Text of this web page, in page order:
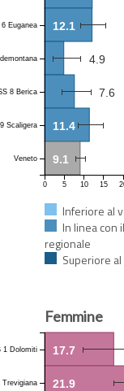
12.1
4.9
7.6
11.4
9.1
0 5 10 15
Euganea
8 Berica
Scaligera
Veneto
Inferiore al
In linea con
regionale
Superiore
Femmine
17.7
21.9
1 Dolomiti
Trevigiana